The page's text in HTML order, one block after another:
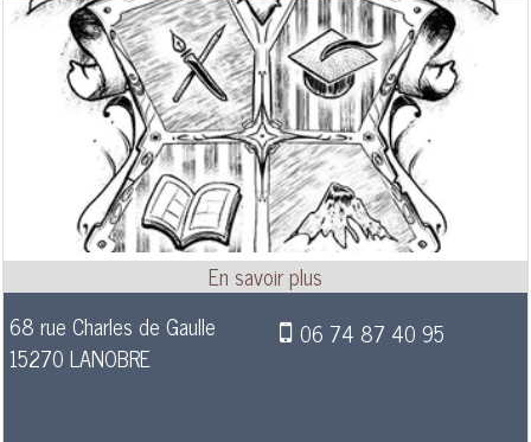
68 rue Charles de Gaulle
15270 LANOBRE
06 74 87 40 95